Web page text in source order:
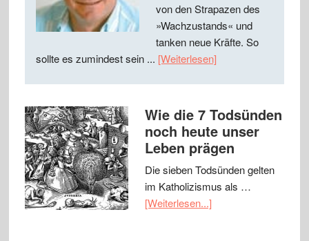
von den Strapazen des
»Wachzustands« und
tanken neue Kräfte. So
sollte es zumindest sein ... [Weiterlesen]
Wie die 7 Todsünden
noch heute unser
Leben prägen
Die sieben Todsünden gelten
im Katholizismus als …
[Weiterlesen...]